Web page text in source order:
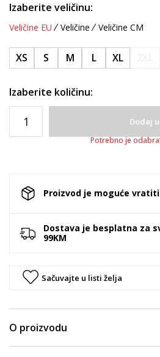
Izaberite veličinu:
Veličine EU Veličine Veličine CM
XS S M L XL
Izaberite količinu:
Dodaj
Potrebno je
Proizvod je moguće
Dostava je besplatna za
99KM
Sačuvajte u listi želja
O proizvodu